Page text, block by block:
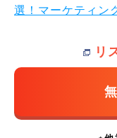
選！マーケティン
リ